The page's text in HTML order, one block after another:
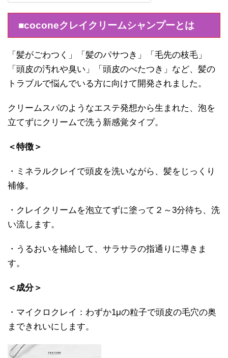
■coconeクレイクリームシャンプーとは
「髪がごわつく」「髪のパサつき」「毛先の枝毛」
「頭皮の汚れや臭い」「頭皮のべたつき」など、髪の
トラブルで悩んでいる方に向けて開発されました。
クリームスパのようなエステ発想から生まれた、泡を
立てずにクリームで洗う新感覚タイプ。
＜特徴＞
・ミネラルクレイで頭皮を洗いながら、髪をじっくり
補修。
・クレイクリームを泡立てずに塗って２～3分待ち、洗
い流します。
・うるおいを補給して、サラサラの指通りに導きま
す。
＜成分＞
・マイクロクレイ：わずか1μの粒子で頭皮の毛穴の奥
まできれいにします。